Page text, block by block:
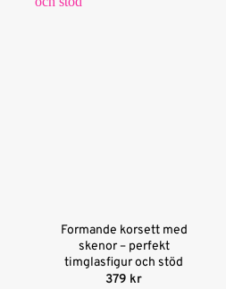
Formande korsett med
skenor – perfekt
timglasfigur och stöd
379 kr